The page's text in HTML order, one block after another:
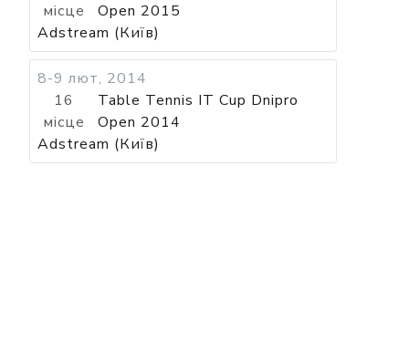
місце
Open 2015
Adstream (Київ)
8-9 лют, 2014
16
місце
Table Tennis IT Cup Dnipro
Open 2014
Adstream (Київ)